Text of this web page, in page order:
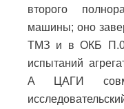
второго
машины; оно
ТМЗ и в ОКБ П.0.
испытаний
А ЦАГИ